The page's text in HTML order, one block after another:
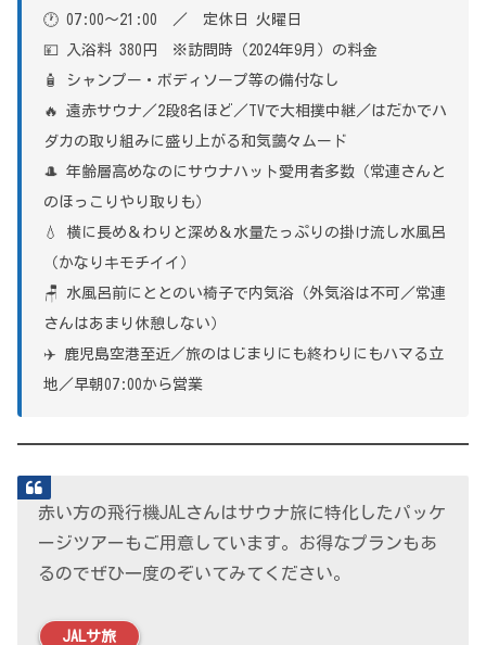
🕐 07:00〜21:00 ／ 定休日 火曜日
💴 入浴料 380円 ※訪問時（2024年9月）の料金
🧴 シャンプー・ボディソープ等の備付なし
🔥 遠赤サウナ／2段8名ほど／TVで大相撲中継／はだかでハ
ダカの取り組みに盛り上がる和気藹々ムード
🎩 年齢層高めなのにサウナハット愛用者多数（常連さんと
のほっこりやり取りも）
💧 横に長め＆わりと深め＆水量たっぷりの掛け流し水風呂
（かなりキモチイイ）
🪑 水風呂前にととのい椅子で内気浴（外気浴は不可／常連
さんはあまり休憩しない）
✈️ 鹿児島空港至近／旅のはじまりにも終わりにもハマる立
地／早朝07:00から営業
赤い方の飛行機JALさんはサウナ旅に特化したパッケ
ージツアーもご用意しています。お得なプランもあ
るのでぜひ一度のぞいてみてください。
JALサ旅